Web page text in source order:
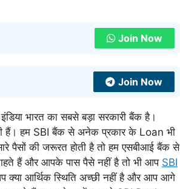
Join Now
Join Now
भारत का सबसे बड़ा सरकारी बैंक है।
हैं। हम SBI बैंक से अनेक प्रकार के Loan भी
की जरूरत होती है तो हम एसबीआई बैंक से
हैं और आपके पास पैसे नहीं है तो भी आप SBI
क्या आर्थिक स्थिति अच्छी नहीं है और आप आगे